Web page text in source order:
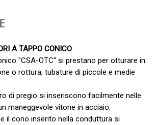
A TAPPO CONICO
"CSA-OTC" si prestano per otturare in
o rottura, tubature di piccole e medie
di pregio si inseriscono facilmente nelle
maneggevole vitone in acciaio.
il cono inserito nella conduttura si